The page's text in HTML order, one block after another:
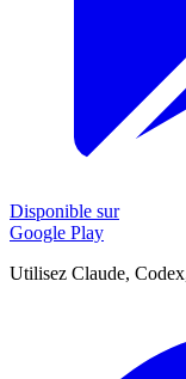
Disponible sur
Google Play
Utilisez Claude,